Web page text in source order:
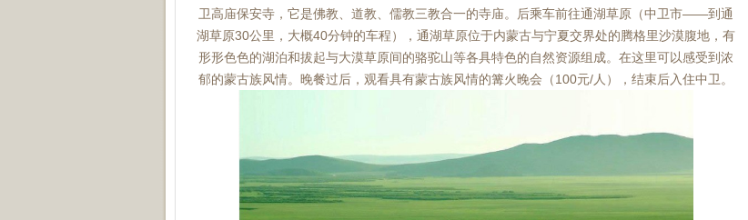
卫高庙保安寺，它是佛教、道教、儒教三教合一的寺庙。后乘车前往通湖草原（中卫市——到通
湖草原30公里，大概40分钟的车程），通湖草原位于内蒙古与宁夏交界处的腾格里沙漠腹地，有
形形色色的湖泊和拔起与大漠草原间的骆驼山等各具特色的自然资源组成。在这里可以感受到浓
郁的蒙古族风情。晚餐过后，观看具有蒙古族风情的篝火晚会（100元/人），结束后入住中卫。